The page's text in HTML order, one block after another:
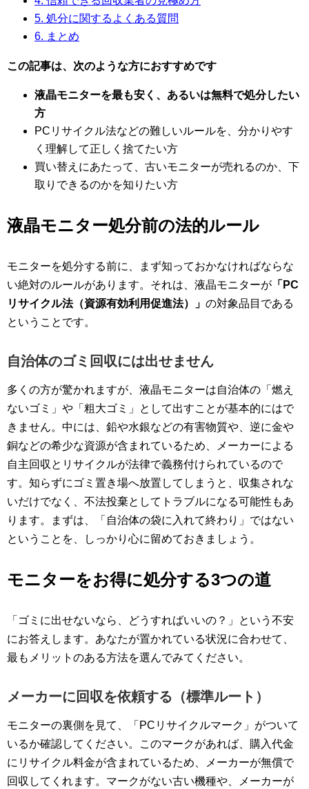
5. 処分に関するよくある質問
6. まとめ
この記事は、次のような方におすすめです
液晶モニターを最も安く、あるいは無料で処分したい
方
PCリサイクル法などの難しいルールを、分かりやす
く理解して正しく捨てたい方
買い替えにあたって、古いモニターが売れるのか、下
取りできるのかを知りたい方
液晶モニター処分前の法的ルール
モニターを処分する前に、まず知っておかなければならな
い絶対のルールがあります。それは、液晶モニターが 「PC
リサイクル法（資源有効利用促進法）」 の対象品目である
ということです。
自治体のゴミ回収には出せません
多くの方が驚かれますが、液晶モニターは自治体の「燃え
ないゴミ」や「粗大ゴミ」として出すことが基本的にはで
きません。中には、鉛や水銀などの有害物質や、逆に金や
銅などの希少な資源が含まれているため、メーカーによる
自主回収とリサイクルが法律で義務付けられているので
す。知らずにゴミ置き場へ放置してしまうと、収集されな
いだけでなく、不法投棄としてトラブルになる可能性もあ
ります。まずは、「自治体の袋に入れて終わり」ではない
ということを、しっかり心に留めておきましょう。
モニターをお得に処分する3つの道
「ゴミに出せないなら、どうすればいいの？」という不安
にお答えします。あなたが置かれている状況に合わせて、
最もメリットのある方法を選んでみてください。
メーカーに回収を依頼する（標準ルート）
モニターの裏側を見て、「PCリサイクルマーク」がついて
いるか確認してください。このマークがあれば、購入代金
にリサイクル料金が含まれているため、メーカーが無償で
回収してくれます。マークがない古い機種や、メーカーが